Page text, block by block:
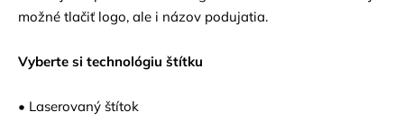
možné tlačiť logo, ale i názov podujatia.
Vyberte si technológiu štítku
• Laserovaný štítok